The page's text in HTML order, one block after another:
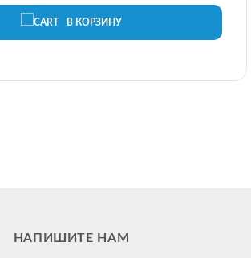
В КОРЗИНУ
НАПИШИТЕ НАМ